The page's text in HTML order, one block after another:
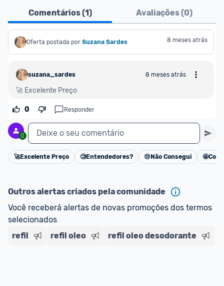
Comentários (1) Avaliações (0)
Oferta postada por Suzana Sardes 8 meses atrás
suzana_sardes 8 meses atrás
🚀 Excelente Preço
0 Responder
0 Deixe o seu comentário
Cancelar
🚀Excelente Preço 🧐Entendedores? 😢 Não Consegui 🤩
Outros alertas criados pela comunidade
Você receberá alertas de novas promoções dos termos
selecionados
refil
refil oleo refil oleo desodorante